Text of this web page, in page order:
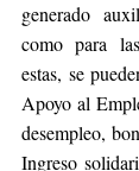
generado
como para
estas, se
Apoyo al
desempleo,
Ingreso